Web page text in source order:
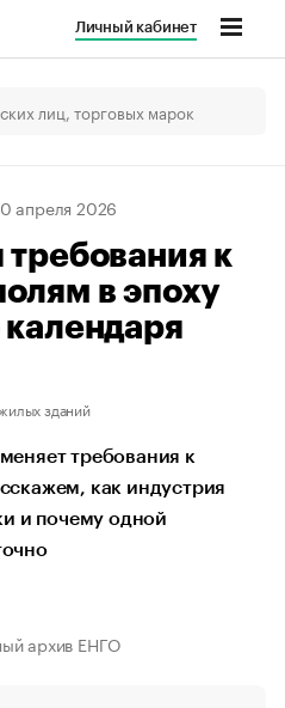
Личный кабинет
апреля 2026
к
в эпоху
зданий
требования к
как индустрия
и почему одной
архив ЕНГО